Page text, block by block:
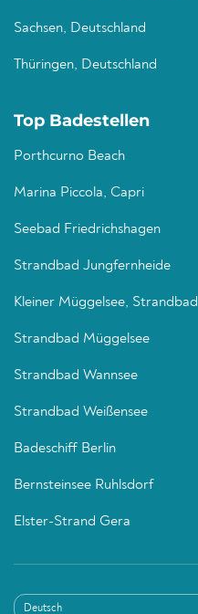
Sachsen, Deutschland
Thüringen, Deutschland
Top Badestellen
Porthcurno Beach
Marina Piccola, Capri
Seebad Friedrichshagen
Strandbad Jungfernheide
Kleiner Müggelsee, Strandbad
Strandbad Müggelsee
Strandbad Wannsee
Strandbad Weißensee
Badeschiff Berlin
Bernsteinsee Ruhlsdorf
Elster-Strand Gera